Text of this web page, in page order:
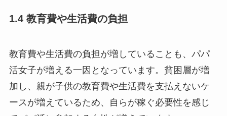
1.4 教育費や生活費の負担
教育費や生活費の負担が増していることも、パパ
活女子が増える一因となっています。貧困層が増
加し、親が子供の教育費や生活費を支払えないケ
ースが増えているため、自らが稼ぐ必要性を感じ